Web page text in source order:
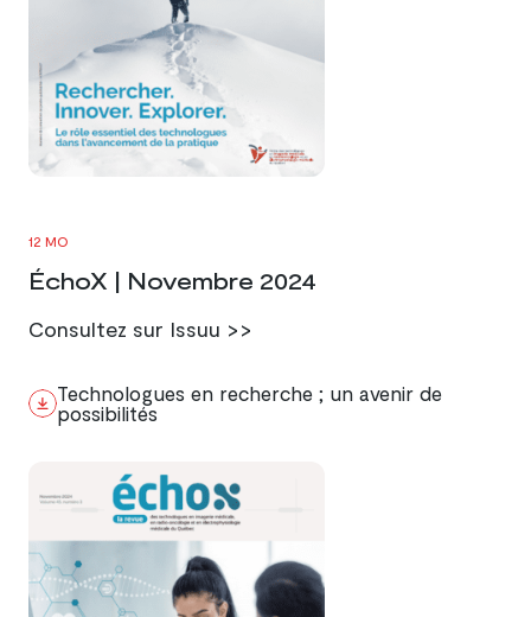
12 MO
ÉchoX | Novembre 2024
Consultez sur Issuu >>
Technologues en recherche ; un avenir de
possibilités